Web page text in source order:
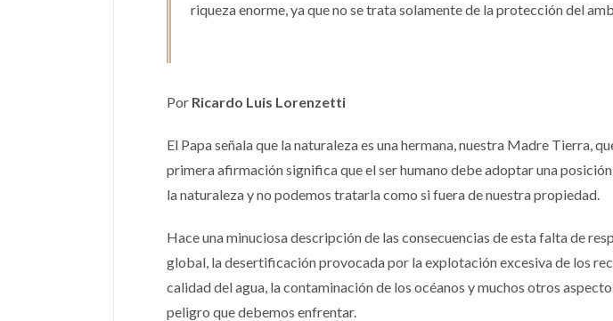
riqueza enorme, ya que no se trata solamente de la protección del
Por Ricardo Luis Lorenzetti
El Papa señala que la naturaleza es una hermana, nuestra Madre Tierra,
primera afirmación significa que el ser humano debe adoptar una
la naturaleza y no podemos tratarla como si fuera de nuestra propiedad.
Hace una minuciosa descripción de las consecuencias de esta falta de
global, la desertificación provocada por la explotación excesiva de los
calidad del agua, la contaminación de los océanos y muchos otros
peligro que debemos enfrentar.